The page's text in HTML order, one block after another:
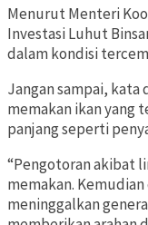
Menurut Menteri
Investasi Luhut
dalam kondisi
Jangan sampai, kata
memakan ikan yang
panjang seperti
“Pengotoran akibat
memakan.
meninggalkan